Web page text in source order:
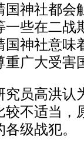
神社都会
些在二战
神社意味
广大受害
员高洪认
不适当，
级战犯。